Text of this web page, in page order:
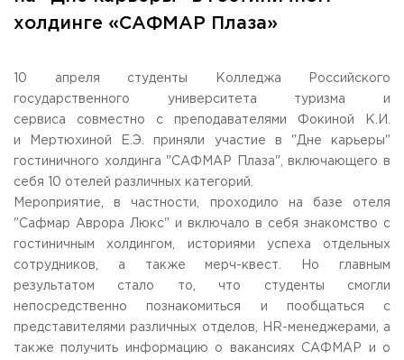
Общежитие / Кампус РГУТИС
Work with disabled and handicapped people
Scientific activity
Additional education
Федеральный ресурсный центр
Федеральное учебно-методическое объединение в
system of secondary vocational education
Labor union committee
Competition of teaching staff
Information about educational
ADDRESS
99 Glavnaya Street, dp.Cherkizovo, Urban district Pushkinsky,
TELEPHONES:
+7 (495) 940 83 00
+7 (495) 940 83 58
WORKING HOURS
Mo-th: from 09:00 to 18:00;
Fr: from 09:00 to 16:45;
холдинге «САФМАР Плаза»
10 апреля студенты Колледжа Российского
государственного университета туризма и
сервиса совместно с преподавателями Фокиной К.И.
и Мертюхиной Е.Э. приняли участие в "Дне карьеры"
гостиничного холдинга "САФМАР Плаза", включающего в
себя 10 отелей различных категорий.
Мероприятие, в частности, проходило на базе отеля
"Сафмар Аврора Люкс" и включало в себя знакомство с
гостиничным холдингом, историями успеха отдельных
сотрудников, а также мерч-квест. Но главным
результатом стало то, что студенты смогли
непосредственно познакомиться и пообщаться с
представителями различных отделов, HR-менеджерами, а
также получить информацию о вакансиях САФМАР и о